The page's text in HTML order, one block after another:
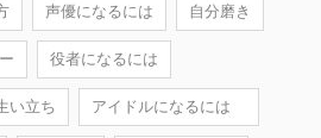
声優になるには 自分磨き
役者になるには
い立ち アイドルになるには